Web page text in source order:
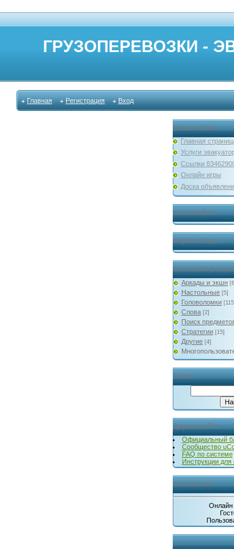
ГРУЗОПЕРЕВОЗКИ -
Главная Регистрация Вход
Меню сайта
Главная
Услуги
Ссылки
Онлайн игры
Доска
мы в скайпе
Форма входа
Категории
Аркады и экшн
Настольные [5]
Головоломки [115]
Слова [2]
Поиск
Стратегии [15]
Другие [4]
Поиск
Друзья сайта
Официальный
Сообщество
FAQ по системе
Инструкции для
Статистика
Онлайн
...